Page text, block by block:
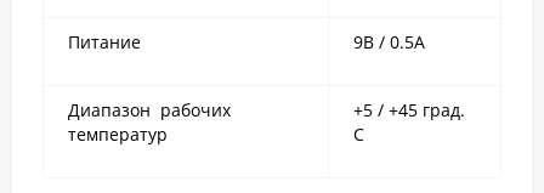
Питание 9В / 0.5A
Диапазон рабочих
температур
+5 / +45 град.
С